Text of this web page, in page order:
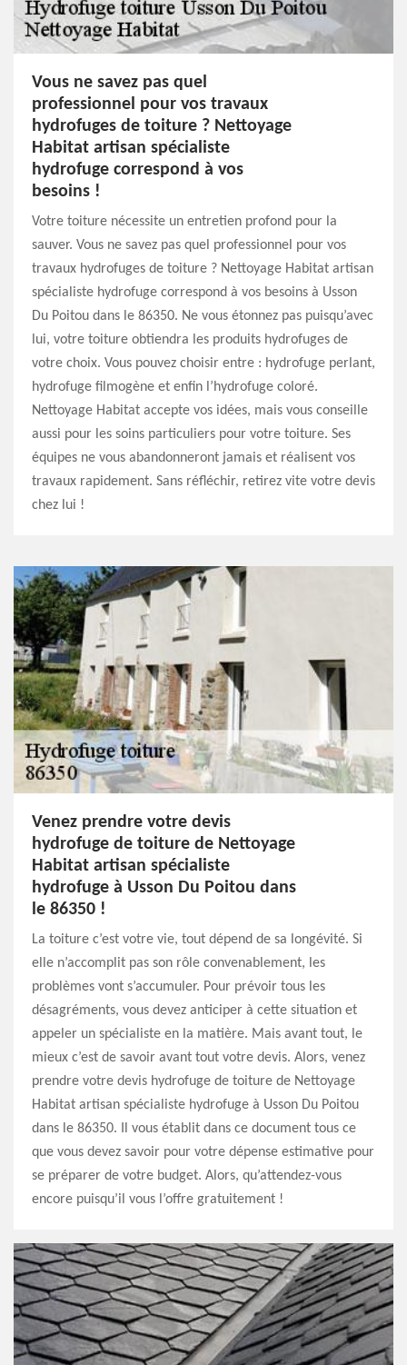
Vous ne savez pas quel
professionnel pour vos travaux
hydrofuges de toiture ? Nettoyage
Habitat artisan spécialiste
hydrofuge correspond à vos
besoins !
Votre toiture nécessite un entretien profond pour la
sauver. Vous ne savez pas quel professionnel pour vos
travaux hydrofuges de toiture ? Nettoyage Habitat artisan
spécialiste hydrofuge correspond à vos besoins à Usson
Du Poitou dans le 86350. Ne vous étonnez pas puisqu’avec
lui, votre toiture obtiendra les produits hydrofuges de
votre choix. Vous pouvez choisir entre : hydrofuge perlant,
hydrofuge filmogène et enfin l’hydrofuge coloré.
Nettoyage Habitat accepte vos idées, mais vous conseille
aussi pour les soins particuliers pour votre toiture. Ses
équipes ne vous abandonneront jamais et réalisent vos
travaux rapidement. Sans réfléchir, retirez vite votre devis
chez lui !
Venez prendre votre devis
hydrofuge de toiture de Nettoyage
Habitat artisan spécialiste
hydrofuge à Usson Du Poitou dans
le 86350 !
La toiture c’est votre vie, tout dépend de sa longévité. Si
elle n’accomplit pas son rôle convenablement, les
problèmes vont s’accumuler. Pour prévoir tous les
désagréments, vous devez anticiper à cette situation et
appeler un spécialiste en la matière. Mais avant tout, le
mieux c’est de savoir avant tout votre devis. Alors, venez
prendre votre devis hydrofuge de toiture de Nettoyage
Habitat artisan spécialiste hydrofuge à Usson Du Poitou
dans le 86350. Il vous établit dans ce document tous ce
que vous devez savoir pour votre dépense estimative pour
se préparer de votre budget. Alors, qu’attendez-vous
encore puisqu’il vous l’offre gratuitement !